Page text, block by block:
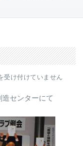
受け付けていません
センターにて